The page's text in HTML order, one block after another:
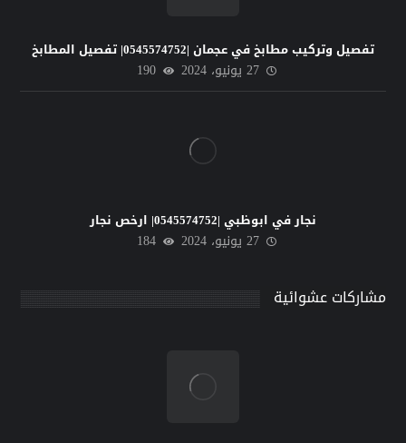
تفصيل وتركيب مطابخ في عجمان |0545574752| تفصيل المطابخ
27 يونيو، 2024 190
نجار في ابوظبي |0545574752| ارخص نجار
27 يونيو، 2024 184
مشاركات عشوائية